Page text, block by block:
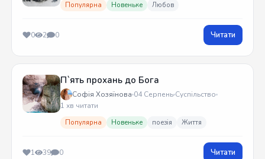
Популярна Новеньке Любов
0 2 0 Читати
П`ять прохань до Бога
Софія Хозяїнова 04 Серпень Суспільство
1 хв читати
Популярна Новеньке поезія Життя
1 39 0 Читати